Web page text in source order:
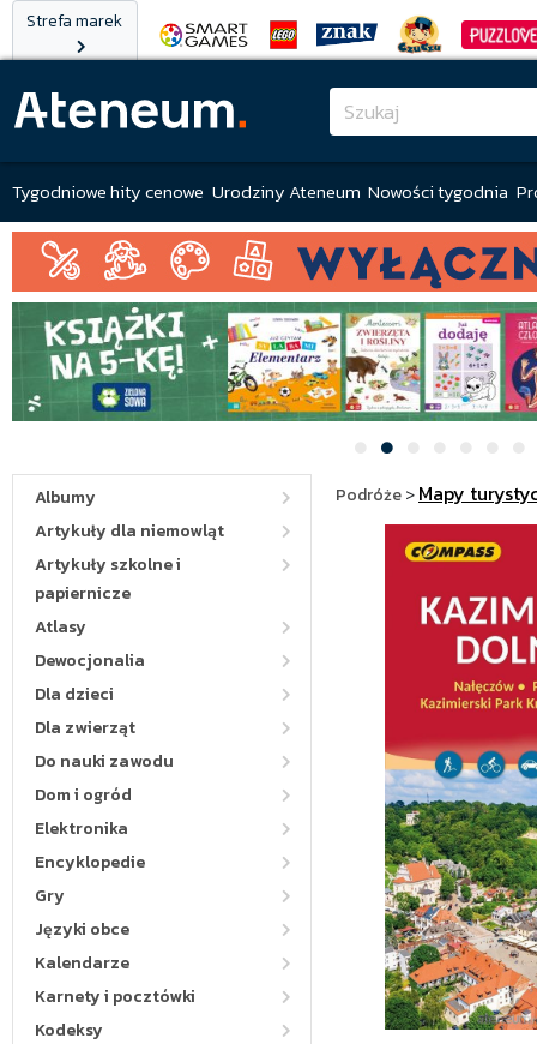
Strefa marek
Tygodniowe hity cenowe Urodziny Ateneum Nowości tygodnia
Albumy
Artykuły dla niemowląt
Artykuły szkolne i
papiernicze
Atlasy
Dewocjonalia
Dla dzieci
Dla zwierząt
Do nauki zawodu
Dom i ogród
Elektronika
Encyklopedie
Gry
Języki obce
Kalendarze
Karnety i pocztówki
Kodeksy
Podróże>Mapy